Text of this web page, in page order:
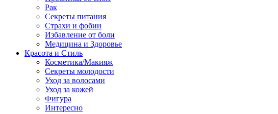
Рак
Секреты питания
Страхи и фобии
Избавление от боли
Медицина и Здоровье
Красота и Стиль
Косметика/Макияж
Секреты молодости
Уход за волосами
Уход за кожей
Фигура
Интересно